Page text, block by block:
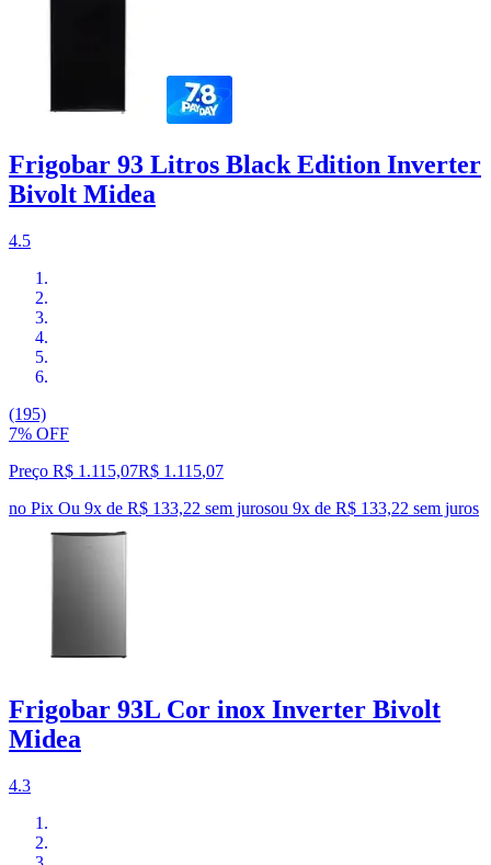
Frigobar 93 Litros Black Edition Inverter
Bivolt Midea
4.5
(195)
7% OFF
Preço R$ 1.115,07R$ 1.115,07
no Pix Ou 9x de R$ 133,22 sem jurosou 9x de R$ 133,22 sem juros
Frigobar 93L Cor inox Inverter Bivolt
Midea
4.3